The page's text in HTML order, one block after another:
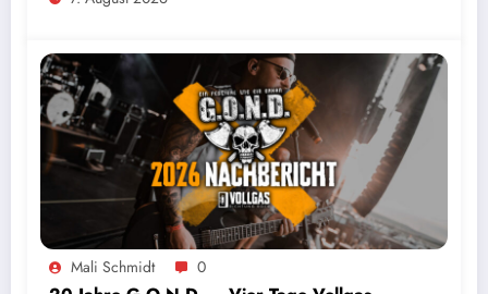
Mali Schmidt 0